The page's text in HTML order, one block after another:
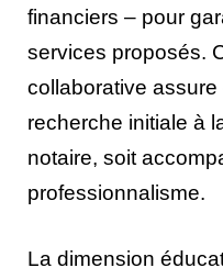
financiers – pour
services proposés.
collaborative
recherche initiale à
notaire, soit
professionnalisme.
La dimension